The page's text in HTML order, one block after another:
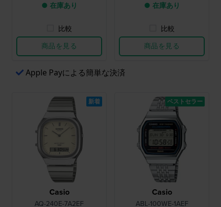
● 在庫あり
比較
商品を見る
● 在庫あり
比較
商品を見る
Apple Payによる簡単な決済
Casio
AQ-240E-7A2EF
新着
Casio
ABL-100WE-1AEF
ベストセラー